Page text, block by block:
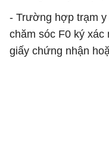
- Trường hợp trạm
chăm sóc F0 ký xác
giấy chứng nhận